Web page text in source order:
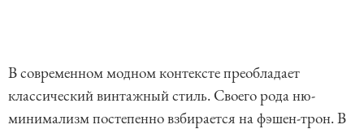
В современном модном контексте преобладает
классический винтажный стиль. Своего рода ню-
минимализм постепенно взбирается на фэшен-трон. В